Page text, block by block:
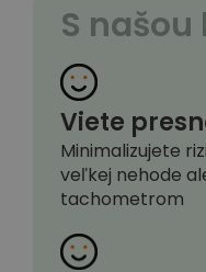
S
Viete
Minimalizujete
veľkej nehode
tachometrom